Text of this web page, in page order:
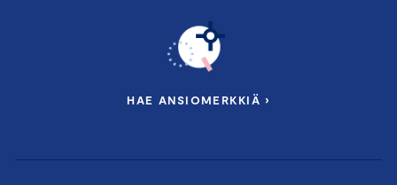
HAE ANSIOMERKKIÄ ›